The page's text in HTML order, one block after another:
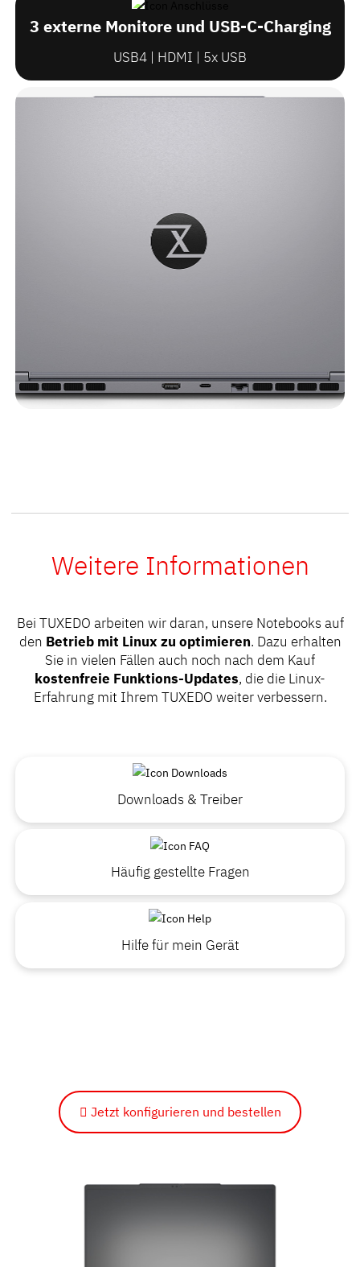
3 externe Monitore und USB-C-Charging
USB4 | HDMI | 5x USB
Weitere Informationen
Bei TUXEDO arbeiten wir daran, unsere Notebooks auf
den Betrieb mit Linux zu optimieren. Dazu erhalten
Sie in vielen Fällen auch noch nach dem Kauf
kostenfreie Funktions-Updates, die die Linux-
Erfahrung mit Ihrem TUXEDO weiter verbessern.
Downloads & Treiber
Häufig gestellte Fragen
Hilfe für mein Gerät
Jetzt konfigurieren und bestellen